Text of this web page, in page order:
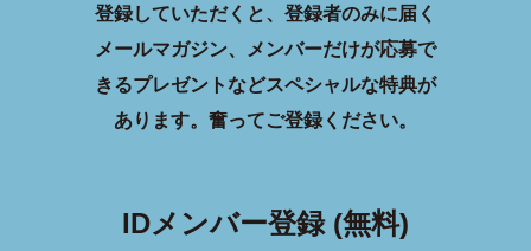
登録していただくと、登録者のみに届く
メールマガジン、メンバーだけが応募で
きるプレゼントなどスペシャルな特典が
あります。 奮ってご登録ください。
IDメンバー登録 (無料)